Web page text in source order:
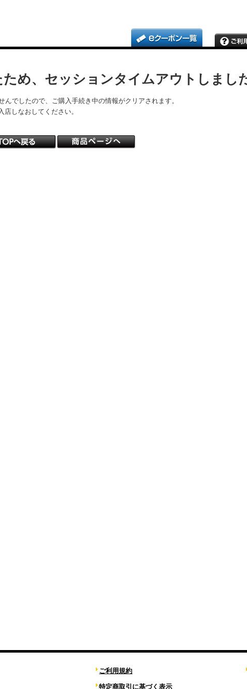
め、セッションタイムアウトしまし
でしたので、ご購入手続き中の情報がクリアされます。
しなおしてください。
ご利用規約
特定商取引に基づく表示